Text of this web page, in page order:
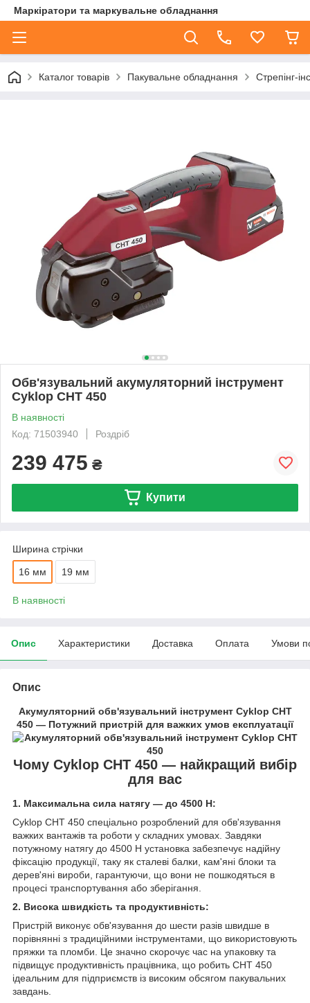
Маркіратори та маркувальне обладнання
Каталог товарів Пакувальне обладнання Стрепінг-
Обв'язувальний акумуляторний інструмент
Cyklop CHT 450
В наявності
Код: 71503940
Роздріб
239 475 ₴
Купити
Ширина стрічки
16 мм 19 мм
В наявності
Опис Характеристики Доставка Оплата Умови
Опис
Акумуляторний обв'язувальний інструмент Cyklop CHT
450 — Потужний пристрій для важких умов експлуатації
Чому Cyklop CHT 450 — найкращий вибір
для вас
1. Максимальна сила натягу — до 4500 Н:
Cyklop CHT 450 спеціально розроблений для обв'язування
важких вантажів та роботи у складних умовах. Завдяки
потужному натягу до 4500 Н установка забезпечує надійну
фіксацію продукції, таку як сталеві балки, кам'яні блоки та
дерев'яні вироби, гарантуючи, що вони не пошкодяться в
процесі транспортування або зберігання.
2. Висока швидкість та продуктивність:
Пристрій виконує обв'язування до шести разів швидше в
порівнянні з традиційними інструментами, що використовують
пряжки та пломби. Це значно скорочує час на упаковку та
підвищує продуктивність працівника, що робить CHT 450
ідеальним для підприємств із високим обсягом пакувальних
завдань.